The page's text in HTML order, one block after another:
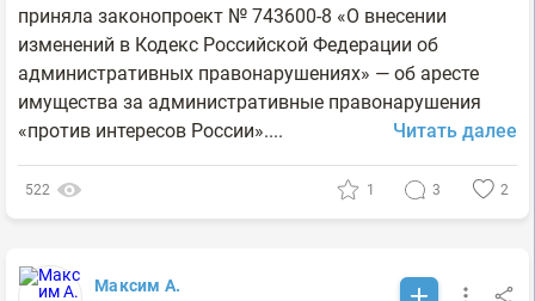
приняла законопроект № 743600-8 «О внесении
изменений в Кодекс Российской Федерации об
административных правонарушениях» — об аресте
имущества за административные правонарушения
«против интересов России»....
Читать далее
522 1 3 2
Максим А.